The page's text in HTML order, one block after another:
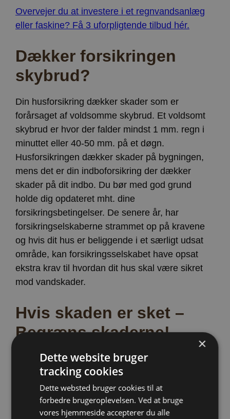
Overvejer du at investere i et regnvandsanlæg
eller faskine? Få 3 uforpligtende tilbud hér.
Dækker forsikringen
skybrud?
Din husforsikring dækker skader som er
forårsaget af voldsomme skybrud. Et voldsomt
skybrud er hvor der falder mindst 1 mm. regn i
minuttet eller 40-50 mm. på et døgn.
Husforsikringen dækker skader på bygningen,
mens det er din indboforsikring der dækker
skader på dit indbo. Du bør med god grund
holde dig opdateret mht. dine
forsikringsbetingelser. De senere år, har
forsikringselskaberne strammet op på kravene
og hvis dit hus er beliggende i et særligt udsat
område, kan forsikringsselskabet have opsat
ekstra krav til hvordan dit hus skal være sikret
mod vandskader.
Hvis skaden er sket –
Begræns skaderne!
1. Du har pligt til selv at begrænse skaderne,
ellers kan din dækning begrænses.
2. Kontakt dit forsikringsselskab hurtigst muligt.
3. Opsæt en pumpe til at suge vandet væk (Hvis
det kan pumpes væk).
×
Dette website bruger
tracking cookies
Dette websted bruger cookies til at
forbedre brugeroplevelsen. Ved at bruge
vores hjemmeside accepterer du alle